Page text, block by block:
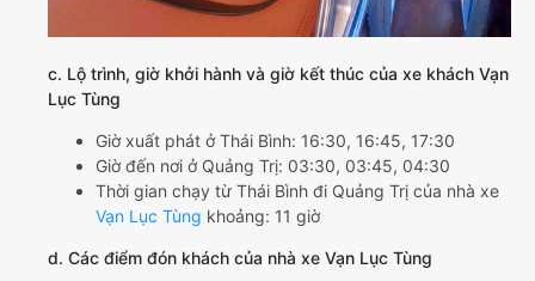
c. Lộ trình, giờ khởi hành và giờ kết thúc của xe khách Vạn
Lục Tùng
Giờ xuất phát ở Thái Bình: 16:30, 16:45, 17:30
Giờ đến nơi ở Quảng Trị: 03:30, 03:45, 04:30
Thời gian chạy từ Thái Bình đi Quảng Trị của nhà xe
Vạn Lục Tùng khoảng: 11 giờ
d. Các điểm đón khách của nhà xe Vạn Lục Tùng